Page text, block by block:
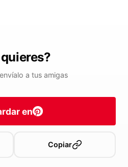
a tus amigas
en
Copiar